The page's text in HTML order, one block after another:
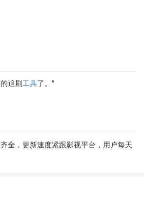
追剧 工具了。”
全，更新速度紧跟影视平台，用户每天